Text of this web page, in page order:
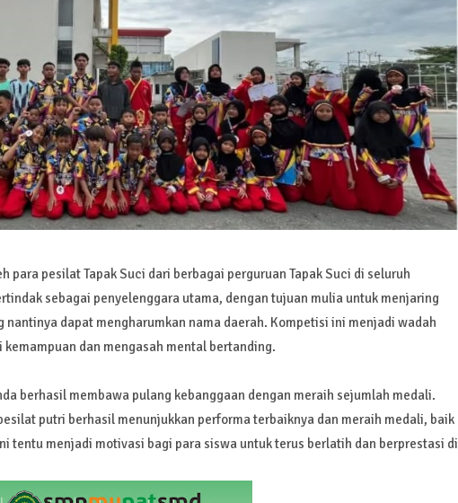
para pesilat Tapak Suci dari berbagai perguruan Tapak Suci di seluruh
sebagai penyelenggara utama, dengan tujuan mulia untuk menjaring
dapat mengharumkan nama daerah. Kompetisi ini menjadi wadah
dan mengasah mental bertanding.
berhasil membawa pulang kebanggaan dengan meraih sejumlah medali.
putri berhasil menunjukkan performa terbaiknya dan meraih medali, baik
tentu menjadi motivasi bagi para siswa untuk terus berlatih dan berprestasi di